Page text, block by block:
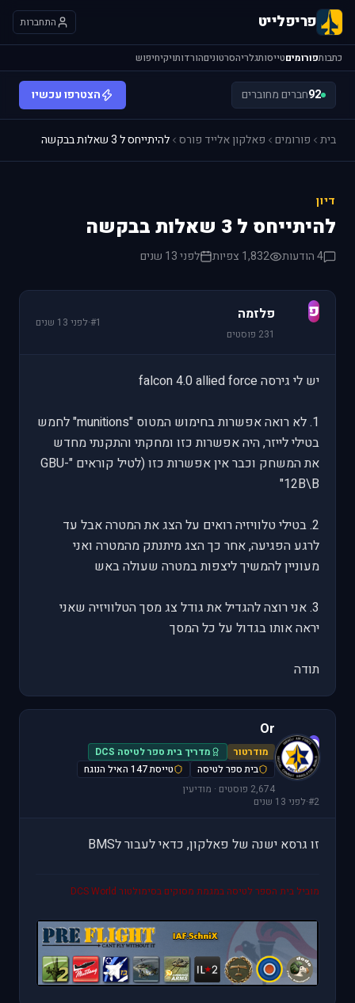
פריפלייט התחברות
כתבותפורומיםטייסותגלריהסרטוניםהורדותויקיחיפוש
92חברים מחוברים הצטרפו עכשיו
בית פורומים פאלקון אלייד פורס להיתייחס ל 3 שאלות בבקשה
דיון
להיתייחס ל 3 שאלות בבקשה
4 הודעות 1,832 צפיות לפני 13 שנים
פ פלזמה
231 פוסטים
#1
·לפני 13 שנים
יש לי גירסה falcon 4.0 allied force
1. לא רואה אפשרות בחימוש המטוס "munitions" לחמש
בטילי לייזר, היה אפשרות כזו ומחקתי והתקנתי מחדש
את המשחק וכבר אין אפשרות כזו (לטיל קוראים "GBU-
12B\B"
2. בטילי טלוויזיה רואים על הצג את המטרה אבל עד
לרגע הפגיעה, אחר כך הצג מיתנתק מהמטרה ואני
מעוניין להמשיך ליצפות במטרה שעולה באש
3. אני רוצה להגדיל את גודל צג מסך הטלוויזיה שאני
יראה אותו בגדול על כל המסך
תודה
O
Or
מודרטור
מדריך בית ספר לטיסה DCS
בית ספר לטיסה
טייסת 147 האיל הנוגח
2,674 פוסטים · מודיעין
#2
·לפני 13 שנים
זו גרסא ישנה של פאלקון, כדאי לעבור לBMS
מוביל בית הספר לטיסה במגמת מסוקים בסימולטור DCS World